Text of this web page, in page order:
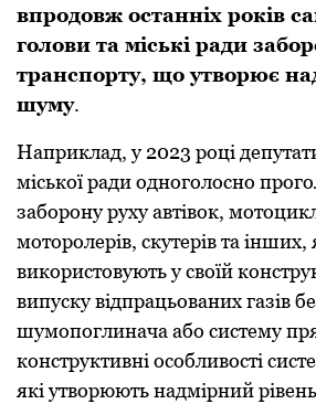
впродовж останніх років
голови та міські ради
транспорту, що утворює
шуму.
Наприклад, у 2023 році
міської ради одноголосно
заборону руху автівок,
моторолерів, скутерів та інших,
використовують у своїй
випуску відпрацьованих газів
шумопоглинача або систему
конструктивні особливості
які утворюють надмірний